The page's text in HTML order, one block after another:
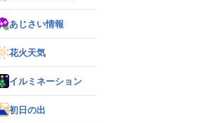
あじさい情報
花火天気
イルミネーション
初日の出